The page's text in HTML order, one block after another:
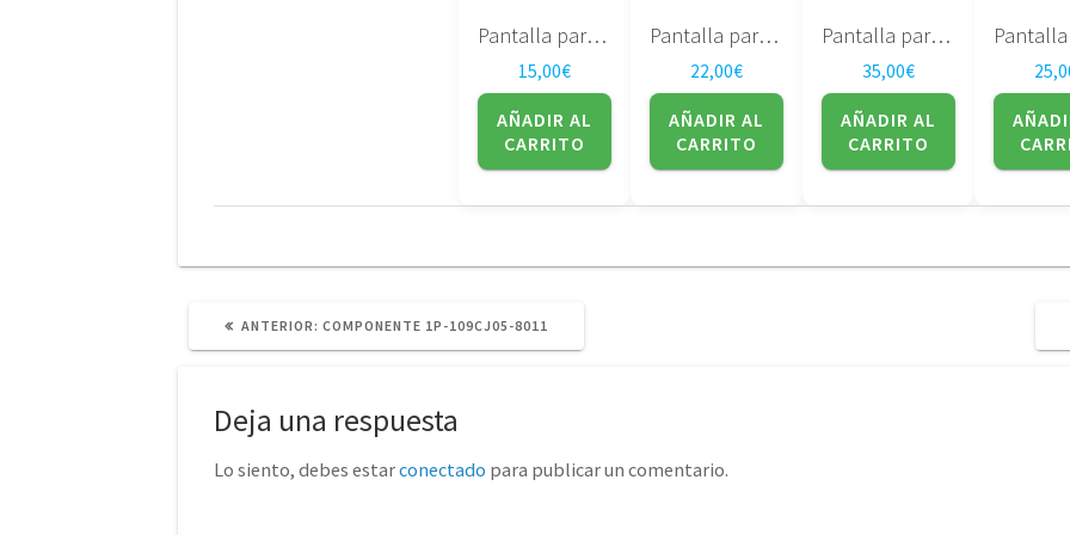
Pantalla para portatil Toppoly – 14.1″ – TD141TGCB1-C1
15,00€
AÑADIR AL
CARRITO
Pantalla para portatil LG Philips 15.0″ – Lp150x08 (tl) (ac)
22,00€
AÑADIR AL
CARRITO
Pantalla para portatil LG PHILIPS LP141WP1(TL)(A1)
35,00€
AÑADIR AL
CARRITO
ANTERIOR: POST
COMPONENTE 1P-109CJ05-8011
Deja una respuesta
Lo siento, debes estarconectado para publicar un comentario.